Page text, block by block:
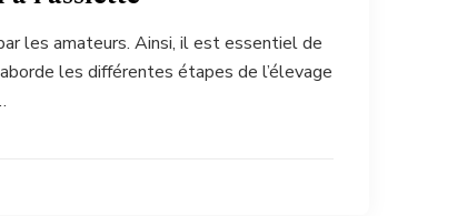
les amateurs. Ainsi, il est essentiel de
les différentes étapes de l’élevage